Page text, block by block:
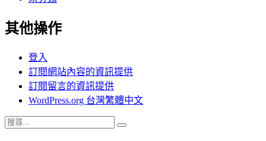
其他操作
登入
訂閱網站內容的資訊提供
訂閱留言的資訊提供
WordPress.org 台灣繁體中文
搜